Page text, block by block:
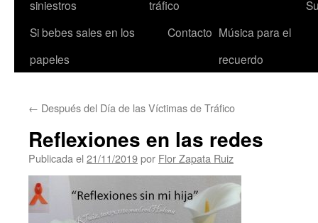
siniestros
tráfico
Si bebes sales en los
papeles
Contacto Música para el
recuerdo
← Después del Día de las Víctimas de Tráfico
Reflexiones en las redes
Publicada el 21/11/2019por Flor Zapata Ruiz